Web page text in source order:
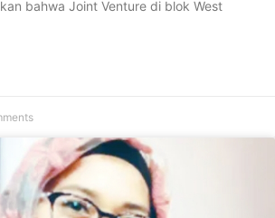
bahwa Joint Venture di blok West